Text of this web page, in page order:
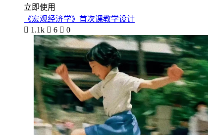
立即使用
《宏观经济学》首次课教学设计
 1.1k  6  0